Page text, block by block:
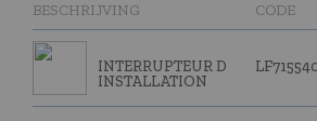
BESCHRIJVING CODE
INTERRUPTEUR D
INSTALLATION